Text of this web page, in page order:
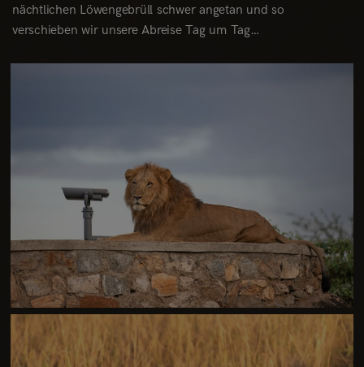
nächtlichen Löwengebrüll schwer angetan und so
verschieben wir unsere Abreise Tag um Tag…